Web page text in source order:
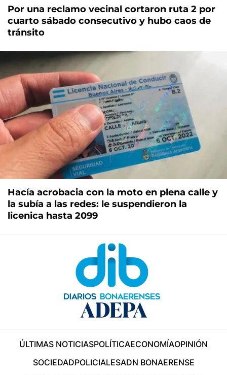
Por una reclamo vecinal cortaron ruta 2 por
cuarto sábado consecutivo y hubo caos de
tránsito
Hacía acrobacia con la moto en plena calle y
la subía a las redes: le suspendieron la
licenica hasta 2099
ÚLTIMAS NOTICIASPOLÍTICAECONOMÍAOPINIÓN
SOCIEDADPOLICIALESADN BONAERENSE